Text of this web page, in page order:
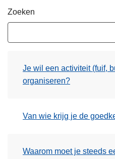
Zoeken
Je wil een activiteit (fuif,
organiseren?
Van wie krijg je de
Waarom moet je steeds